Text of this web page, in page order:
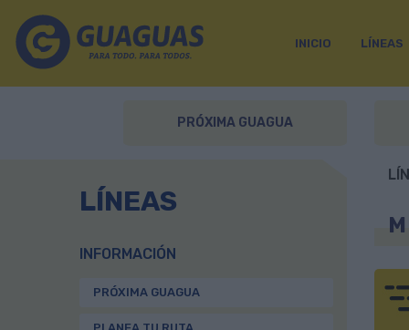
INICIO LÍNEAS
PRÓXIMA GUAGUA
LÍNEAS
INFORMACIÓN
PRÓXIMA GUAGUA